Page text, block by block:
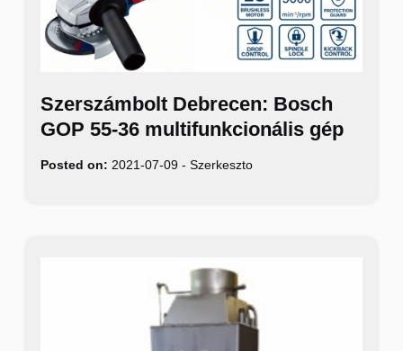
Szerszámbolt Debrecen: Bosch
GOP 55-36 multifunkcionális gép
Posted on: 2021-07-09 - Szerkeszto